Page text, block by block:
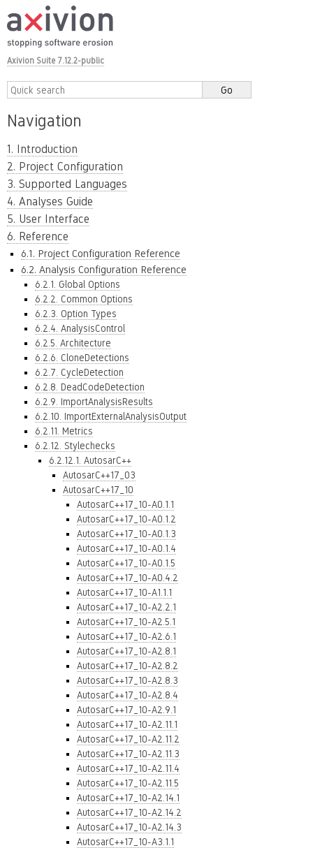
Axivion Suite 7.12.2-public
Navigation
1. Introduction
2. Project Configuration
3. Supported Languages
4. Analyses Guide
5. User Interface
6. Reference
6.1. Project Configuration Reference
6.2. Analysis Configuration Reference
6.2.1. Global Options
6.2.2. Common Options
6.2.3. Option Types
6.2.4. AnalysisControl
6.2.5. Architecture
6.2.6. CloneDetections
6.2.7. CycleDetection
6.2.8. DeadCodeDetection
6.2.9. ImportAnalysisResults
6.2.10. ImportExternalAnalysisOutput
6.2.11. Metrics
6.2.12. Stylechecks
6.2.12.1. AutosarC++
AutosarC++17_03
AutosarC++17_10
AutosarC++17_10-A0.1.1
AutosarC++17_10-A0.1.2
AutosarC++17_10-A0.1.3
AutosarC++17_10-A0.1.4
AutosarC++17_10-A0.1.5
AutosarC++17_10-A0.4.2
AutosarC++17_10-A1.1.1
AutosarC++17_10-A2.2.1
AutosarC++17_10-A2.5.1
AutosarC++17_10-A2.6.1
AutosarC++17_10-A2.8.1
AutosarC++17_10-A2.8.2
AutosarC++17_10-A2.8.3
AutosarC++17_10-A2.8.4
AutosarC++17_10-A2.9.1
AutosarC++17_10-A2.11.1
AutosarC++17_10-A2.11.2
AutosarC++17_10-A2.11.3
AutosarC++17_10-A2.11.4
AutosarC++17_10-A2.11.5
AutosarC++17_10-A2.14.1
AutosarC++17_10-A2.14.2
AutosarC++17_10-A2.14.3
AutosarC++17_10-A3.1.1